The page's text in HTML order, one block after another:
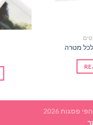
מטרה
פסגות 2026